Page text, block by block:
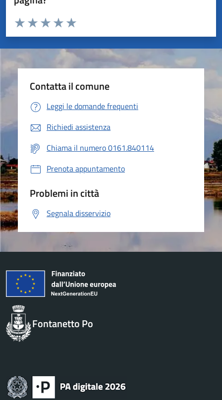
Valuta da 1 a 5 stelle la pagina
Valuta 5 stelle su 5
Valuta 4 stelle su 5
Valuta 3 stelle su 5
Valuta 2 stelle su 5
Valuta 1 stelle su 5
Contatta il comune
Leggi le domande frequenti
Richiedi assistenza
Chiama il numero 0161.840114
Prenota appuntamento
Problemi in città
Segnala disservizio
Fontanetto Po